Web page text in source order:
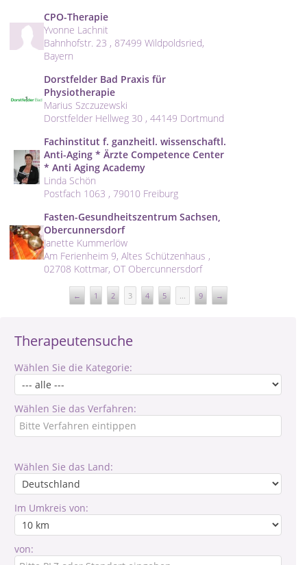
Therapeutensuche
Wählen Sie die Kategorie:
Wählen Sie das Verfahren:
Wählen Sie das Land:
Im Umkreis von:
von:
CPO-Therapie
Yvonne Lachnit
Bahnhofstr. 23 , 87499 Wildpoldsried,
Bayern
Dorstfelder Bad Praxis für
Physiotherapie
Marius Szczuzewski
Dorstfelder Hellweg 30 , 44149 Dortmund
Fachinstitut f. ganzheitl. wissenschaftl.
Anti-Aging * Ärzte Competence Center
* Anti Aging Academy
Linda Schön
Postfach 1063 , 79010 Freiburg
Fasten-Gesundheitszentrum Sachsen,
Obercunnersdorf
Janette Kummerlöw
Am Ferienheim 9, Altes Schützenhaus ,
02708 Kottmar, OT Obercunnersdorf
← 1 2 3 4 5 ... 9 →